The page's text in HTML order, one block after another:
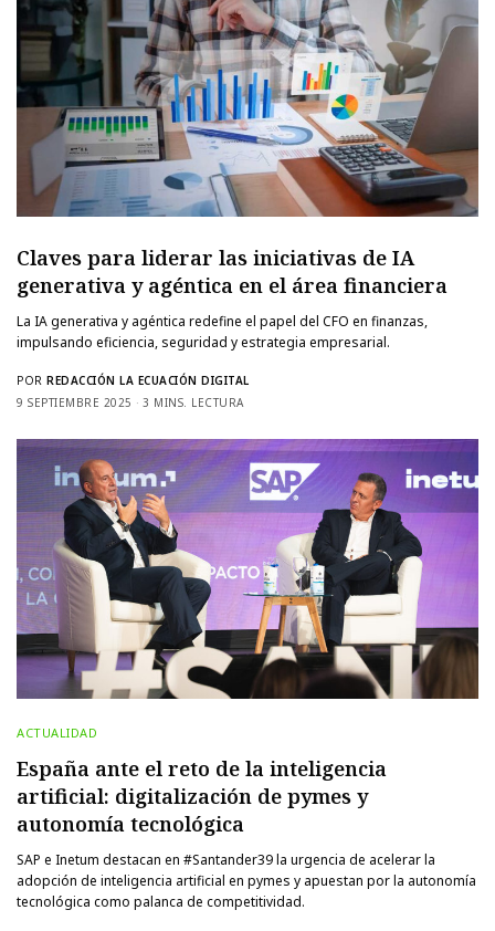
Claves para liderar las iniciativas de IA
generativa y agéntica en el área financiera
La IA generativa y agéntica redefine el papel del CFO en finanzas,
impulsando eficiencia, seguridad y estrategia empresarial.
POR REDACCIÓN LA ECUACIÓN DIGITAL
9 SEPTIEMBRE 2025
3 MINS. LECTURA
ACTUALIDAD
España ante el reto de la inteligencia
artificial: digitalización de pymes y
autonomía tecnológica
SAP e Inetum destacan en #Santander39 la urgencia de acelerar la
adopción de inteligencia artificial en pymes y apuestan por la autonomía
tecnológica como palanca de competitividad.